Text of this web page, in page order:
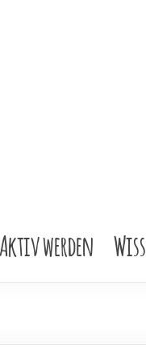
Aktiv werden